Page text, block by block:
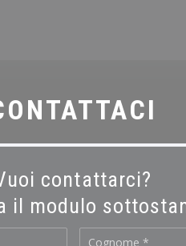
contattarci?
il modulo